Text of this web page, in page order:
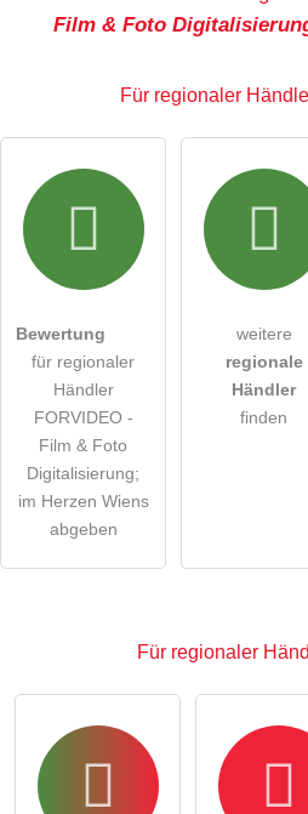
Hiermit akzeptiere ich die
Die Datenschutzerklärunghabe ich
Hinweis: Bitte beachten Sie,
alle Besucher sichtbar
Klicken Sie hier um eine
regionaler Händler-Eintrag zu
Film & Foto
Für regionaler
Bewertung
für regionaler
Händler
FORVIDEO -
Film & Foto
Digitalisierung;
im Herzen Wiens
abgeben
weitere
regionale
Händler
finden
Für regionaler